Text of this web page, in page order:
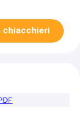
chiacchieri